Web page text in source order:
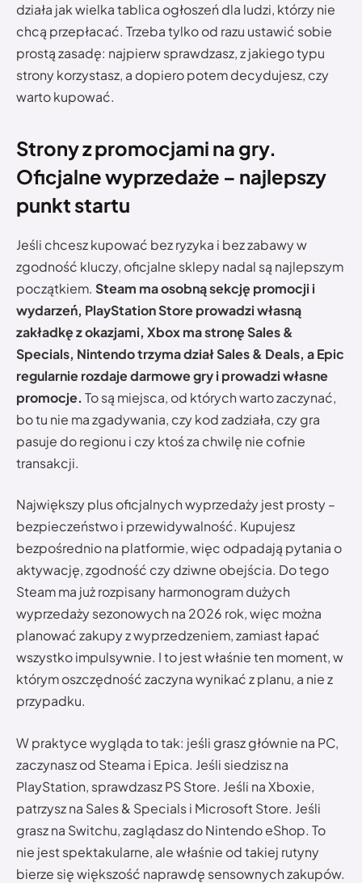
działa jak wielka tablica ogłoszeń dla ludzi, którzy nie
chcą przepłacać. Trzeba tylko od razu ustawić sobie
prostą zasadę: najpierw sprawdzasz, z jakiego typu
strony korzystasz, a dopiero potem decydujesz, czy
warto kupować.
Strony z promocjami na gry.
Oficjalne wyprzedaże – najlepszy
punkt startu
Jeśli chcesz kupować bez ryzyka i bez zabawy w
zgodność kluczy, oficjalne sklepy nadal są najlepszym
początkiem. Steam ma osobną sekcję promocji i
wydarzeń, PlayStation Store prowadzi własną
zakładkę z okazjami, Xbox ma stronę Sales &
Specials, Nintendo trzyma dział Sales & Deals, a Epic
regularnie rozdaje darmowe gry i prowadzi własne
promocje. To są miejsca, od których warto zaczynać,
bo tu nie ma zgadywania, czy kod zadziała, czy gra
pasuje do regionu i czy ktoś za chwilę nie cofnie
transakcji.
Największy plus oficjalnych wyprzedaży jest prosty –
bezpieczeństwo i przewidywalność. Kupujesz
bezpośrednio na platformie, więc odpadają pytania o
aktywację, zgodność czy dziwne obejścia. Do tego
Steam ma już rozpisany harmonogram dużych
wyprzedaży sezonowych na 2026 rok, więc można
planować zakupy z wyprzedzeniem, zamiast łapać
wszystko impulsywnie. I to jest właśnie ten moment, w
którym oszczędność zaczyna wynikać z planu, a nie z
przypadku.
W praktyce wygląda to tak: jeśli grasz głównie na PC,
zaczynasz od Steama i Epica. Jeśli siedzisz na
PlayStation, sprawdzasz PS Store. Jeśli na Xboxie,
patrzysz na Sales & Specials i Microsoft Store. Jeśli
grasz na Switchu, zaglądasz do Nintendo eShop. To
nie jest spektakularne, ale właśnie od takiej rutyny
bierze się większość naprawdę sensownych zakupów.